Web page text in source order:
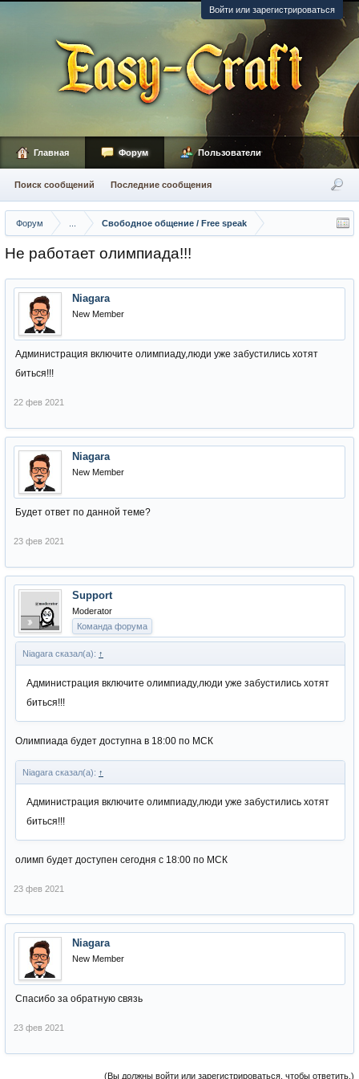
Войти или зарегистрироваться
Форум Свободное общение / Free speak
Не работает олимпиада!!!
Niagara
New Member
Администрация включите олимпиаду,люди уже забустились хотят
биться!!!
22 фев 2021
Niagara
New Member
Будет ответ по данной теме?
23 фев 2021
Support
Moderator
Команда форума
Niagara сказал(а): ↑
Администрация включите олимпиаду,люди уже забустились хотят
биться!!!
Олимпиада будет доступна в 18:00 по МСК
Niagara сказал(а): ↑
Администрация включите олимпиаду,люди уже забустились хотят
биться!!!
олимп будет доступен сегодня с 18:00 по МСК
23 фев 2021
Niagara
New Member
Спасибо за обратную связь
23 фев 2021
(Вы должны войти или зарегистрироваться, чтобы ответить.)
Главная Форум
Поиск сообщений Последние сообщения
Пользователи